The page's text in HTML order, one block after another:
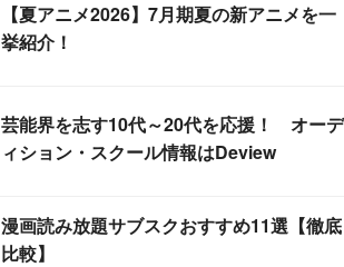
【夏アニメ2026】7月期夏の新アニメを一
挙紹介！
芸能界を志す10代～20代を応援！ オーデ
ィション・スクール情報はDeview
漫画読み放題サブスクおすすめ11選【徹底
比較】